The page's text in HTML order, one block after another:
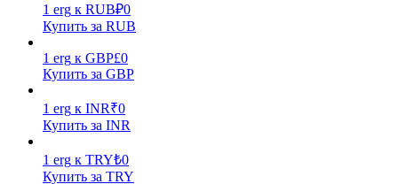
Силовая свинья
Получайте конкурентные награды ежедневно
1 erg к RUB₽0
Купить за RUB
1 erg к GBP£0
Купить за GBP
1 erg к INR₹0
Купить за INR
1 erg к TRY₺0
Купить за TRY